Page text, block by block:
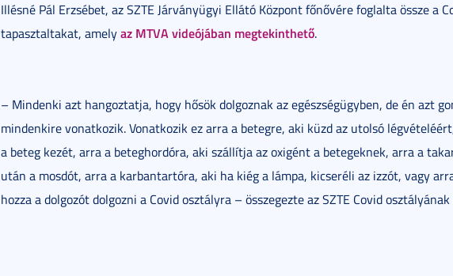
Illésné Pál Erzsébet, az SZTE Járványügyi Ellátó Központ főnővére foglalta össze a
tapasztaltakat, amelyaz MTVA videójában megtekinthető.
– Mindenki azt hangoztatja, hogy hősök dolgoznak az egészségügyben, de én azt
mindenkire vonatkozik. Vonatkozik ez arra a betegre, aki küzd az utolsó
a beteg kezét, arra a beteghordóra, aki szállítja az oxigént a betegeknek, arra a
után a mosdót, arra a karbantartóra, aki ha kiég a lámpa, kicseréli az izzót, vagy
hozza a dolgozót dolgozni a Covid osztályra – összegezte az SZTE Covid